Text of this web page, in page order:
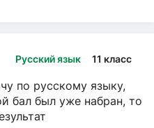
Русский язык 11 класс
по русскому языку,
бал был уже набран, то